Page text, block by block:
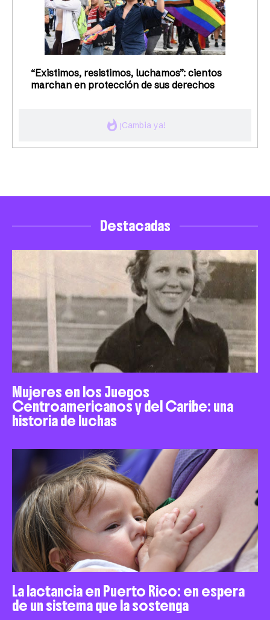
whatshot ¡Cambia ya!
“Existimos, resistimos, luchamos”: cientos
marchan en protección de sus derechos
Destacadas
Mujeres en los Juegos
Centroamericanos y del Caribe: una
historia de luchas
La lactancia en Puerto Rico: en espera
de un sistema que la sostenga